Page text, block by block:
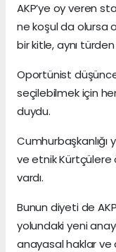
AKP’ye oy veren
ne koşul da olursa
bir kitle, aynı
Oportünist
seçilebilmek için
duydu.
Cumhurbaşkanlığı
ve etnik
vardı.
Bunun diyeti de
yolundaki yeni
anayasal haklar ve